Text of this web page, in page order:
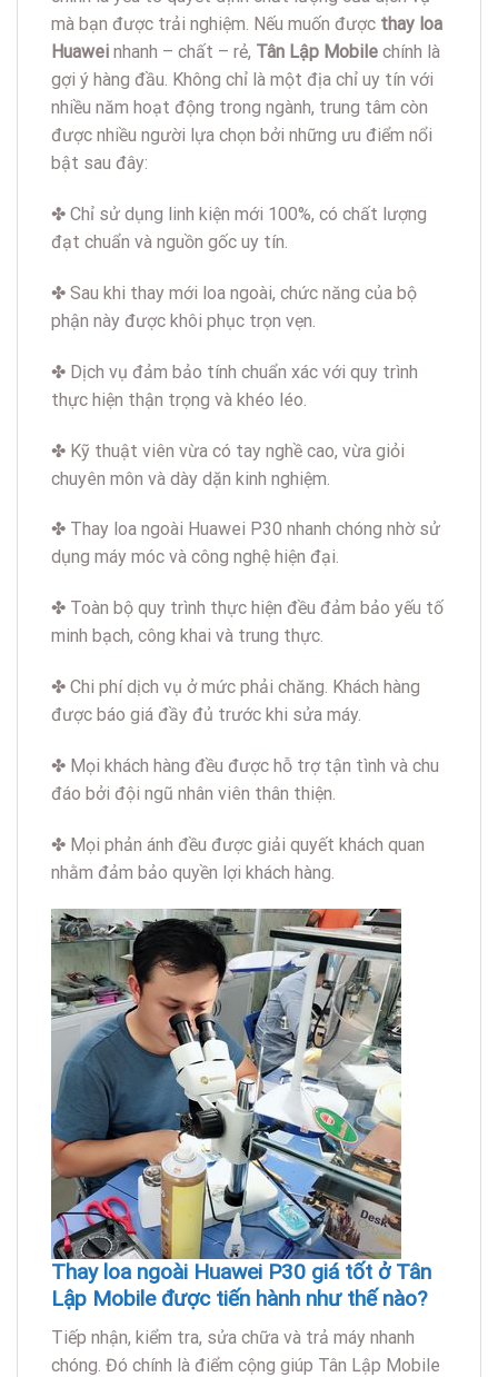
mà bạn được trải nghiệm. Nếu muốn được thay loa
Huawei nhanh – chất – rẻ, Tân Lập Mobile chính là
gợi ý hàng đầu. Không chỉ là một địa chỉ uy tín với
nhiều năm hoạt động trong ngành, trung tâm còn
được nhiều người lựa chọn bởi những ưu điểm nổi
bật sau đây:
✤ Chỉ sử dụng linh kiện mới 100%, có chất lượng
đạt chuẩn và nguồn gốc uy tín.
✤ Sau khi thay mới loa ngoài, chức năng của bộ
phận này được khôi phục trọn vẹn.
✤ Dịch vụ đảm bảo tính chuẩn xác với quy trình
thực hiện thận trọng và khéo léo.
✤ Kỹ thuật viên vừa có tay nghề cao, vừa giỏi
chuyên môn và dày dặn kinh nghiệm.
✤ Thay loa ngoài Huawei P30 nhanh chóng nhờ sử
dụng máy móc và công nghệ hiện đại.
✤ Toàn bộ quy trình thực hiện đều đảm bảo yếu tố
minh bạch, công khai và trung thực.
✤ Chi phí dịch vụ ở mức phải chăng. Khách hàng
được báo giá đầy đủ trước khi sửa máy.
✤ Mọi khách hàng đều được hỗ trợ tận tình và chu
đáo bởi đội ngũ nhân viên thân thiện.
✤ Mọi phản ánh đều được giải quyết khách quan
nhằm đảm bảo quyền lợi khách hàng.
Thay loa ngoài Huawei P30 giá tốt ở Tân
Lập Mobile được tiến hành như thế nào?
Tiếp nhận, kiểm tra, sửa chữa và trả máy nhanh
chóng. Đó chính là điểm cộng giúp Tân Lập Mobile